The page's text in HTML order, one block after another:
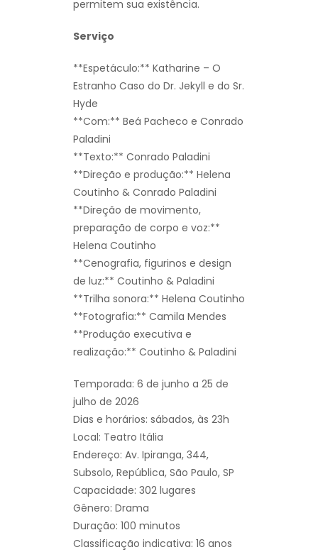
permitem sua existência.
Serviço
**Espetáculo:** Katharine – O
Estranho Caso do Dr. Jekyll e do Sr.
Hyde
**Com:** Beá Pacheco e Conrado
Paladini
**Texto:** Conrado Paladini
**Direção e produção:** Helena
Coutinho & Conrado Paladini
**Direção de movimento,
preparação de corpo e voz:**
Helena Coutinho
**Cenografia, figurinos e design
de luz:** Coutinho & Paladini
**Trilha sonora:** Helena Coutinho
**Fotografia:** Camila Mendes
**Produção executiva e
realização:** Coutinho & Paladini
Temporada: 6 de junho a 25 de
julho de 2026
Dias e horários: sábados, às 23h
Local: Teatro Itália
Endereço: Av. Ipiranga, 344,
Subsolo, República, São Paulo, SP
Capacidade: 302 lugares
Gênero: Drama
Duração: 100 minutos
Classificação indicativa: 16 anos